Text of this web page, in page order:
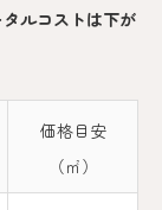
ルコストは下が
価格目安
（㎡）